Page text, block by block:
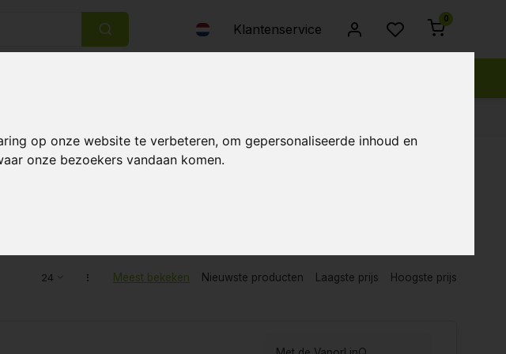
op onze website te verbeteren, om gepersonaliseerde inhoud en
onze bezoekers vandaan komen.
Klantenservice
0
Meest bekeken Nieuwste producten Laagste prijs Hoogste prijs